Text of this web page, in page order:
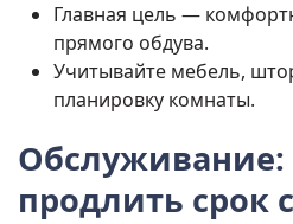
Главная цель —
прямого обдува.
Учитывайте мебель,
планировку комнаты.
Обслуживание:
продлить срок